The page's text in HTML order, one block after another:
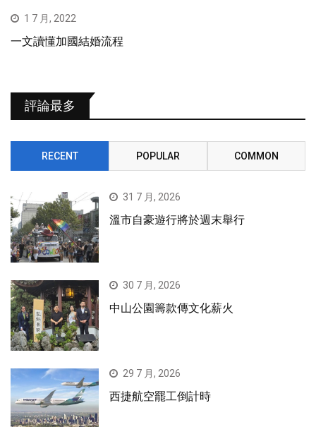
1 7 月, 2022
一文讀懂加國結婚流程
評論最多
RECENT POPULAR COMMON
31 7 月, 2026
溫市自豪遊行將於週末舉行
30 7 月, 2026
中山公園籌款傳文化薪火
29 7 月, 2026
西捷航空罷工倒計時